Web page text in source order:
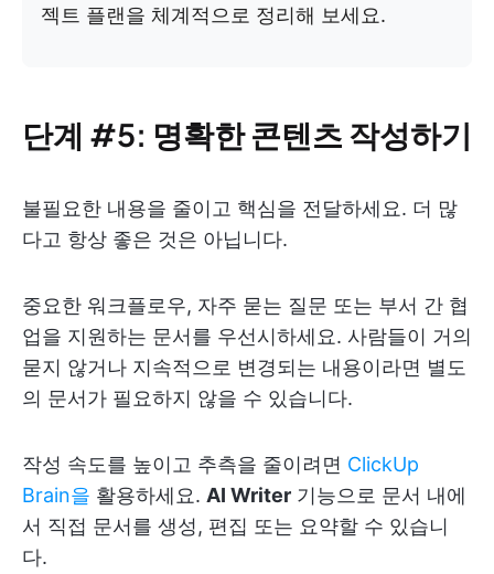
젝트 플랜을 체계적으로 정리해 보세요.
단계 #5: 명확한 콘텐츠 작성하기
불필요한 내용을 줄이고 핵심을 전달하세요. 더 많
다고 항상 좋은 것은 아닙니다.
중요한 워크플로우, 자주 묻는 질문 또는 부서 간 협
업을 지원하는 문서를 우선시하세요. 사람들이 거의
묻지 않거나 지속적으로 변경되는 내용이라면 별도
의 문서가 필요하지 않을 수 있습니다.
작성 속도를 높이고 추측을 줄이려면 ClickUp
Brain을 활용하세요. AI Writer 기능으로 문서 내에
서 직접 문서를 생성, 편집 또는 요약할 수 있습니
다.